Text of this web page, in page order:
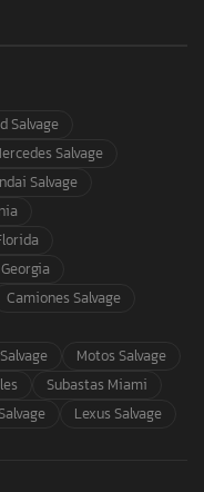
Salvage
Salvage
Salvage
Camiones Salvage
Motos Salvage
Subastas Miami
Lexus Salvage